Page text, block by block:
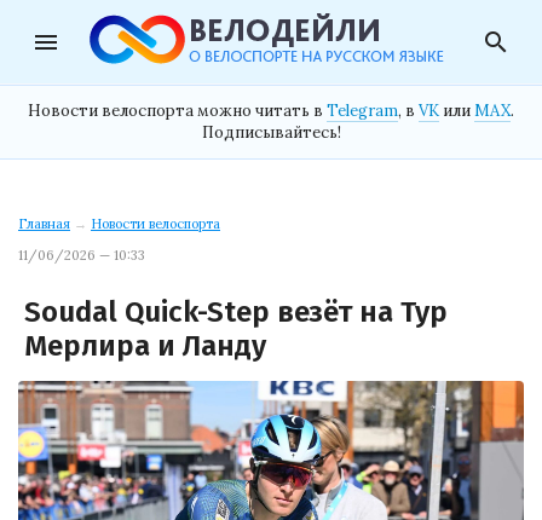
menu search
Новости велоспорта можно читать в Telegram, в VK илиMAX.
Подписывайтесь!
Главная → Новости велоспорта
11/06/2026 — 10:33
Soudal Quick-Step везёт на Тур
Мерлира и Ланду